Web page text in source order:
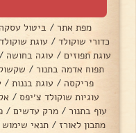
מפת אתר / ביטול עסקה
כדורי שוקולד / עוגת שוקולד
עוגת תפוזים / עוגה בחושה /
תפוח אדמה בתנור /
פריקסה / עוגת בננות /
עוגיות שוקולד צ׳יפס /
עוף בתנור / מרק עדשים /
מתכון לאורז / תנאי